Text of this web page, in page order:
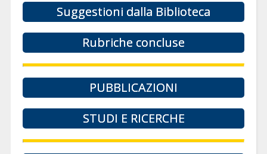
Suggestioni dalla Biblioteca
Rubriche concluse
PUBBLICAZIONI
STUDI E RICERCHE